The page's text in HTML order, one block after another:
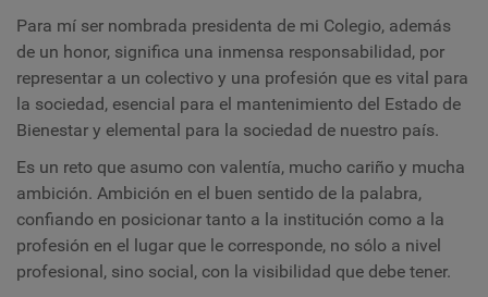
Para mí ser nombrada presidenta de mi Colegio, además
de un honor, significa una inmensa responsabilidad, por
representar a un colectivo y una profesión que es vital para
la sociedad, esencial para el mantenimiento del Estado de
Bienestar y elemental para la sociedad de nuestro país.
Es un reto que asumo con valentía, mucho cariño y mucha
ambición. Ambición en el buen sentido de la palabra,
confiando en posicionar tanto a la institución como a la
profesión en el lugar que le corresponde, no sólo a nivel
profesional, sino social, con la visibilidad que debe tener.